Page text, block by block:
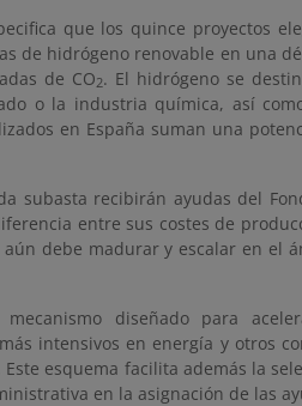
que los quince proyectos
de hidrógeno renovable en una
de CO2. El hidrógeno se
o la industria química, así
en España suman una
subasta recibirán ayudas del
entre sus costes de
debe madurar y escalar en el
diseñado para
intensivos en energía y otros
esquema facilita además la
en la asignación de las